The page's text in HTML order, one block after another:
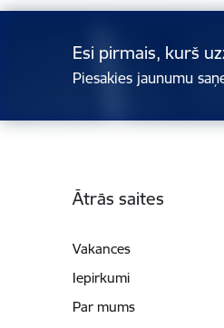
Esi pirmais, kurš
Piesakies jaunumu
Ātrās saites
Vakances
Iepirkumi
Par mums